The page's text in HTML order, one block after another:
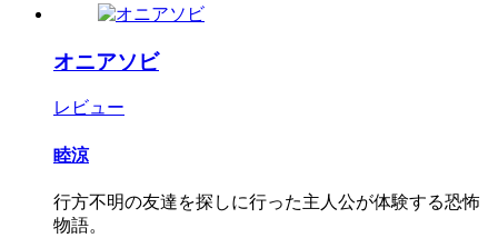
オニアソビ
レビュー
睦涼
行方不明の友達を探しに行った主人公が体験する恐怖
物語。